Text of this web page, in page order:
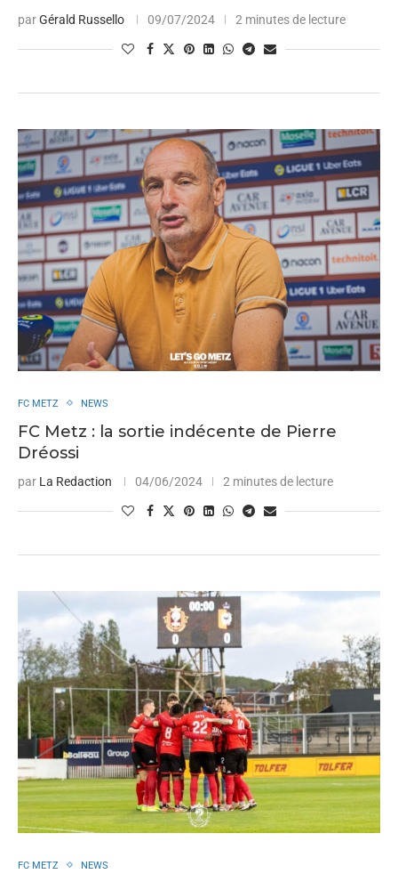
parGérald Russello 09/07/2024 2 minutes de lecture
FC METZ NEWS
FC Metz : la sortie indécente de Pierre
Dréossi
par La Redaction 04/06/2024 2 minutes de lecture
FC METZ NEWS